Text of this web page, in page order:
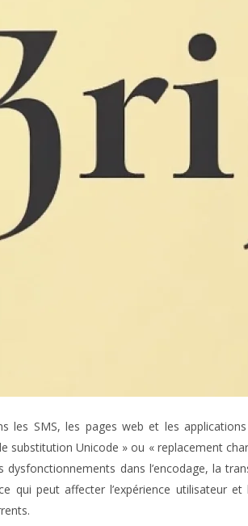
les SMS, les pages web et les
Unicode » ou « replacement
dans l’encodage, la
peut affecter l’expérience utilisateur